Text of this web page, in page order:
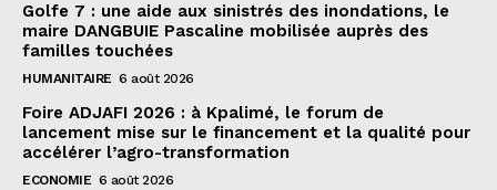
Golfe 7 : une aide aux sinistrés des inondations, le
maire DANGBUIE Pascaline mobilisée auprès des
familles touchées
HUMANITAIRE 6 août 2026
Foire ADJAFI 2026 : à Kpalimé, le forum de
lancement mise sur le financement et la qualité pour
accélérer l’agro-transformation
ECONOMIE 6 août 2026